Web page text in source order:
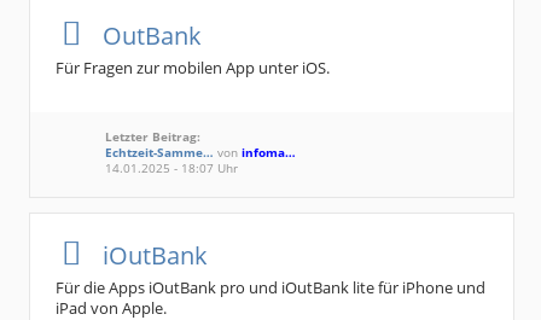
OutBank
Für Fragen zur mobilen App unter iOS.
Letzter Beitrag:
Echtzeit-Samme… von infoma…
14.01.2025 - 18:07 Uhr
iOutBank
Für die Apps iOutBank pro und iOutBank lite für iPhone und
iPad von Apple.